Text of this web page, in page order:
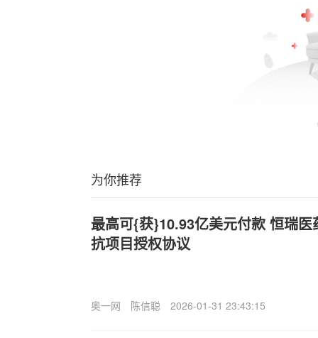
为你推荐
最高可{获}10.93亿美元付款 恒瑞
抗项目授权协议
奥一网 陈信聪 2026-01-31 23:43:15